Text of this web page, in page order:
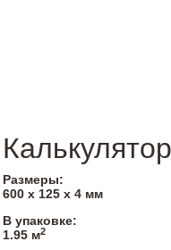
Калькулятор
Размеры:
600 х 125 х 4 мм
В упаковке:
1.95 м2